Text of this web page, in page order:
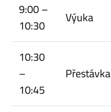
9:00 –
10:30
Výuka
10:30
–
10:45
Přestávka